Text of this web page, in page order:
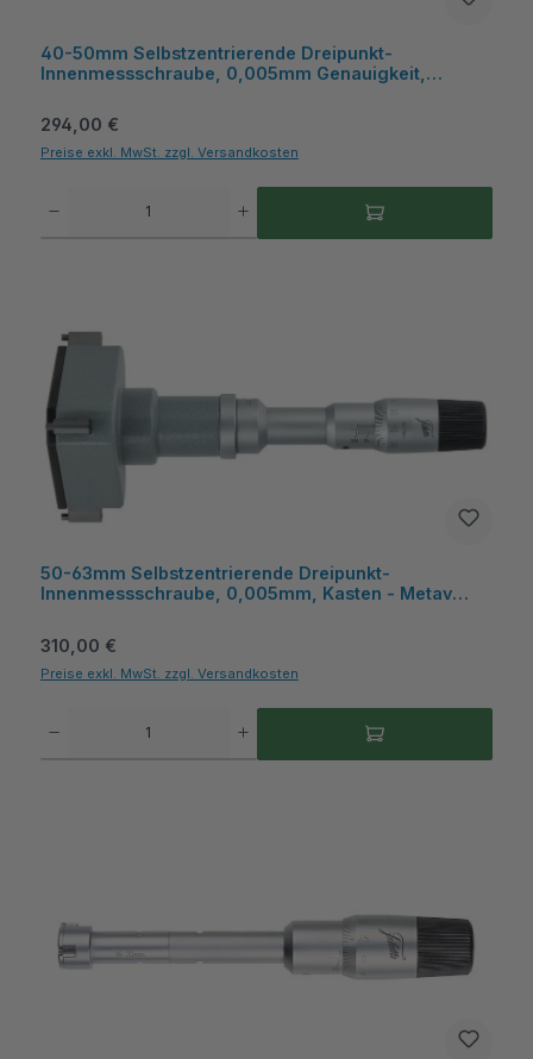
40-50mm Selbstzentrierende Dreipunkt-
Innenmessschraube, 0,005mm Genauigkeit,
IndustryLine
Regulärer Preis:
294,00 €
Preise exkl. MwSt. zzgl. Versandkosten
50-63mm Selbstzentrierende Dreipunkt-
Innenmessschraube, 0,005mm, Kasten - Metav
Regulärer Preis:
310,00 €
Preise exkl. MwSt. zzgl. Versandkosten